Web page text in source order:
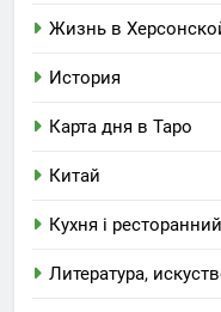
Жизнь в
История
Карта дня в Таро
Китай
Кухня і
Литература,